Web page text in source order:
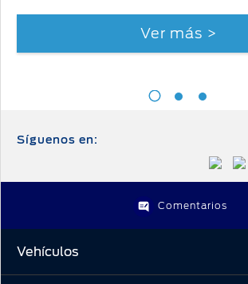
Ver más >
Síguenos en:
Comentarios
Vehículos